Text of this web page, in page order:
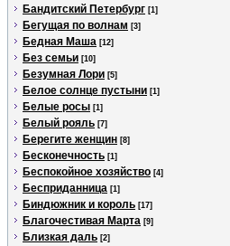
Бандитский Петербург [1]
Бегущая по волнам [3]
Бедная Маша [12]
Без семьи [10]
Безумная Лори [5]
Белое солнце пустыни [1]
Белые росы [1]
Белый рояль [7]
Берегите женщин [8]
Бесконечность [1]
Беспокойное хозяйство [4]
Бесприданница [1]
Биндюжник и король [17]
Благочестивая Марта [9]
Близкая даль [2]